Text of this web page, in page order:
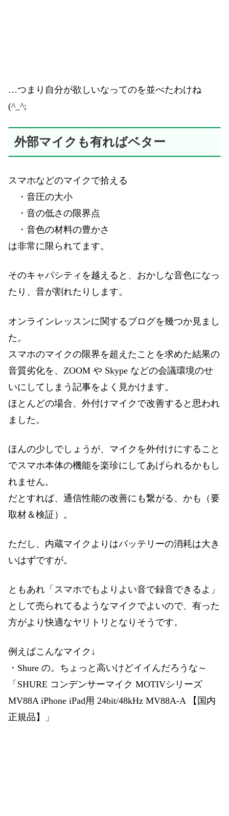
…つまり自分が欲しいなってのを並べたわけね
(^_^;
外部マイクも有ればベター
スマホなどのマイクで拾える
・音圧の大小
・音の低さの限界点
・音色の材料の豊かさ
は非常に限られてます。
そのキャパシティを越えると、おかしな音色になっ
たり、音が割れたりします。
オンラインレッスンに関するブログを幾つか見まし
た。
スマホのマイクの限界を超えたことを求めた結果の
音質劣化を、ZOOM や Skype などの会議環境のせ
いにしてしまう記事をよく見かけます。
ほとんどの場合、外付けマイクで改善すると思われ
ました。
ほんの少しでしょうが、マイクを外付けにすること
でスマホ本体の機能を楽珍にしてあげられるかもし
れません。
だとすれば、通信性能の改善にも繋がる、かも（要
取材＆検証）。
ただし、内蔵マイクよりはバッテリーの消耗は大き
いはずですが。
ともあれ「スマホでもよりよい音で録音できるよ」
として売られてるようなマイクでよいので、有った
方がより快適なヤリトリとなりそうです。
例えばこんなマイク↓
・Shure の。ちょっと高いけどイイんだろうな～
「SHURE コンデンサーマイク MOTIVシリーズ
MV88A iPhone iPad用 24bit/48kHz MV88A-A 【国内
正規品】」